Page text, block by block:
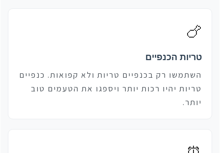
🍗
טריות הכנפיים
השתמשו רק בכנפיים טריות ולא קפואות. כנפיים
טריות יהיו רכות יותר ויספגו את הטעמים טוב
יותר.